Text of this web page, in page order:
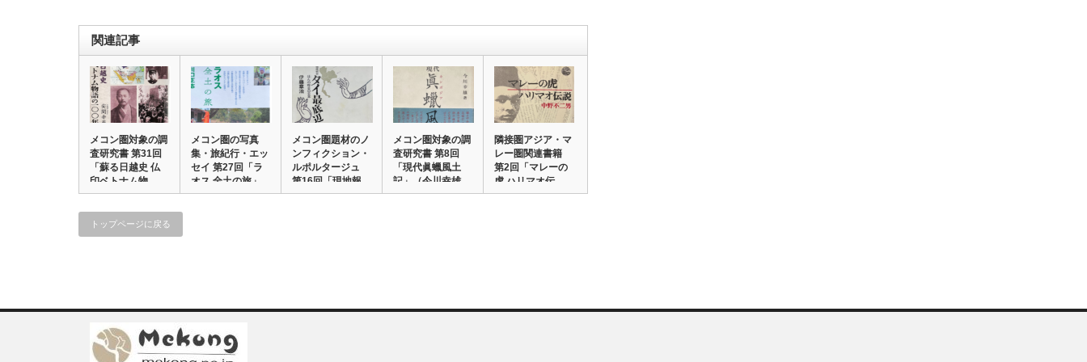
関連記事
メコン圏対象の調
査研究書 第31回
「蘇る日越史 仏
印ベトナム物…
メコン圏の写真
集・旅紀行・エッ
セイ 第27回「ラ
オス 全土の旅」
…
メコン圏題材のノ
ンフィクション・
ルポルタージュ
第16回「現地報…
メコン圏対象の調
査研究書 第8回
「現代眞蠟風土
記」（今川幸雄
著…
隣接圏アジア・マ
レー圏関連書籍
第2回「マレーの
虎 ハリマオ伝…
トップページに戻る